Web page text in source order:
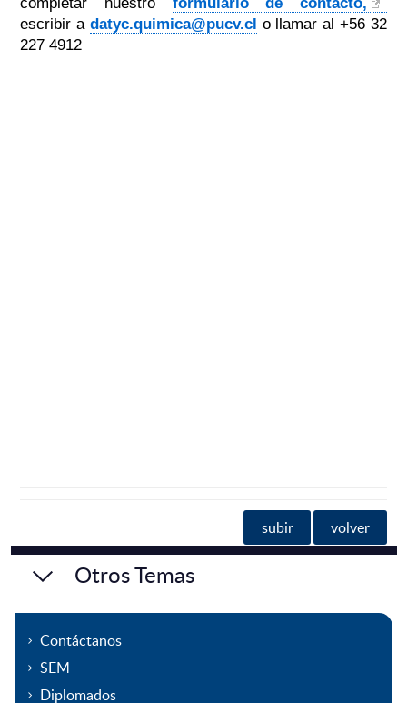
completar nuestro formulario de contacto,
escribir a datyc.quimica@pucv.cl o llamar al +56 32
227 4912
subir volver
Otros Temas
Contáctanos
SEM
Diplomados